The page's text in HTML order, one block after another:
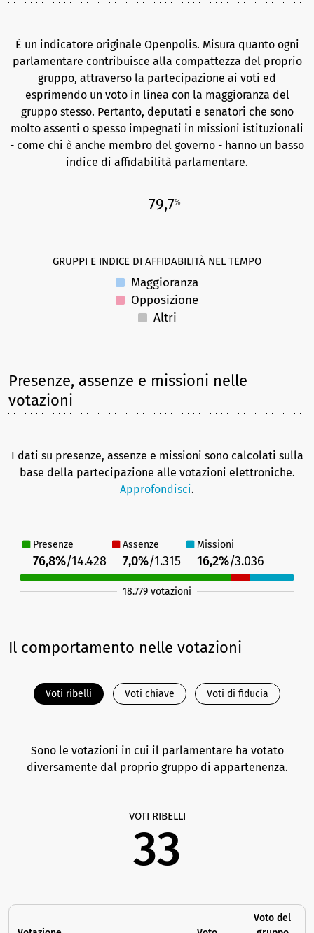
È un indicatore originale Openpolis. Misura quanto ogni
parlamentare contribuisce alla compattezza del proprio
gruppo, attraverso la partecipazione ai voti ed
esprimendo un voto in linea con la maggioranza del
gruppo stesso. Pertanto, deputati e senatori che sono
molto assenti o spesso impegnati in missioni istituzionali
- come chi è anche membro del governo - hanno un basso
indice di affidabilità parlamentare.
79,7%
GRUPPI E INDICE DI AFFIDABILITÀ NEL TEMPO
Maggioranza
Opposizione
Altri
Presenze, assenze e missioni nelle
votazioni
I dati su presenze, assenze e missioni sono calcolati sulla
base della partecipazione alle votazioni elettroniche.
Approfondisci.
Presenze Assenze Missioni
76,8%/14.428 7,0%/1.315 16,2%/3.036
18.779 votazioni
Il comportamento nelle votazioni
Voti ribelli Voti chiave Voti di fiducia
Sono le votazioni in cui il parlamentare ha votato
diversamente dal proprio gruppo di appartenenza.
VOTI RIBELLI
33
Voto del